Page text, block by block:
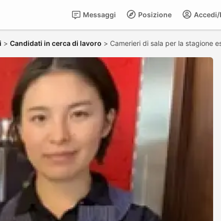
Posizione
Messaggi
> Candidati in cerca di lavoro > Camerieri di sala per la stagione